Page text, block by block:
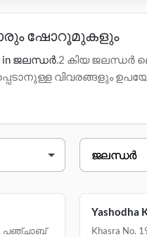
ഷോറൂമുകളും
in ജലന്ധർ.2 കിയ
വിവരങ്ങളും
പഞ്ചാബ്
Yashodha
Khasra No.